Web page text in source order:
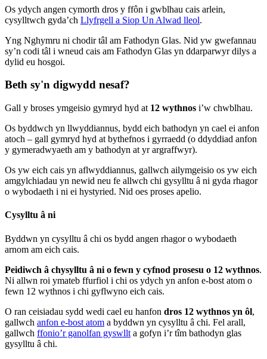
Os ydych angen cymorth dros y ffôn i gwblhau cais arlein,
cysylltwch gyda’ch Llyfrgell a Siop Un Alwad lleol.
Yng Nghymru ni chodir tâl am Fathodyn Glas. Nid yw gwefannau
sy’n codi tâl i wneud cais am Fathodyn Glas yn ddarparwyr dilys a
dylid eu hosgoi.
Beth sy'n digwydd nesaf?
Gall y broses ymgeisio gymryd hyd at 12 wythnos i’w chwblhau.
Os byddwch yn llwyddiannus, bydd eich bathodyn yn cael ei anfon
atoch – gall gymryd hyd at bythefnos i gyrraedd (o ddyddiad anfon
y gymeradwyaeth am y bathodyn at yr argraffwyr).
Os yw eich cais yn aflwyddiannus, gallwch ailymgeisio os yw eich
amgylchiadau yn newid neu fe allwch chi gysylltu â ni gyda rhagor
o wybodaeth i ni ei hystyried. Nid oes proses apelio.
Cysylltu â ni
Byddwn yn cysylltu â chi os bydd angen rhagor o wybodaeth
arnom am eich cais.
Peidiwch â chysylltu â ni o fewn y cyfnod prosesu o 12 wythnos.
Ni allwn roi ymateb ffurfiol i chi os ydych yn anfon e-bost atom o
fewn 12 wythnos i chi gyflwyno eich cais.
O ran ceisiadau sydd wedi cael eu hanfon dros 12 wythnos yn ôl,
gallwch anfon e-bost atom a byddwn yn cysylltu â chi. Fel arall,
gallwch ffonio’r ganolfan gyswllt a gofyn i’r tîm bathodyn glas
gysylltu â chi.